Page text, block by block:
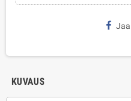
Jaa
KUVAUS